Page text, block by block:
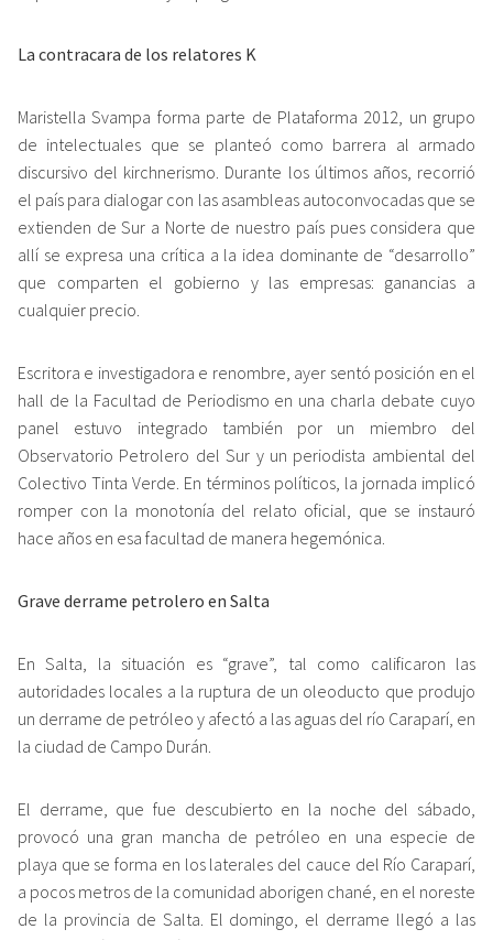
La contracara de los relatores K
Maristella Svampa forma parte de Plataforma 2012, un grupo
de intelectuales que se planteó como barrera al armado
discursivo del kirchnerismo. Durante los últimos años, recorrió
el país para dialogar con las asambleas autoconvocadas que se
extienden de Sur a Norte de nuestro país pues considera que
allí se expresa una crítica a la idea dominante de “desarrollo”
que comparten el gobierno y las empresas: ganancias a
cualquier precio.
Escritora e investigadora e renombre, ayer sentó posición en el
hall de la Facultad de Periodismo en una charla debate cuyo
panel estuvo integrado también por un miembro del
Observatorio Petrolero del Sur y un periodista ambiental del
Colectivo Tinta Verde. En términos políticos, la jornada implicó
romper con la monotonía del relato oficial, que se instauró
hace años en esa facultad de manera hegemónica.
Grave derrame petrolero en Salta
En Salta, la situación es “grave”, tal como calificaron las
autoridades locales a la ruptura de un oleoducto que produjo
un derrame de petróleo y afectó a las aguas del río Caraparí, en
la ciudad de Campo Durán.
El derrame, que fue descubierto en la noche del sábado,
provocó una gran mancha de petróleo en una especie de
playa que se forma en los laterales del cauce del Río Caraparí,
a pocos metros de la comunidad aborigen chané, en el noreste
de la provincia de Salta. El domingo, el derrame llegó a las